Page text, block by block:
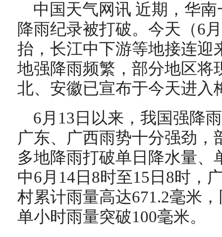
中国天气网讯 近期，华
降雨纪录被打破。今天（6
抬，长江中下游等地接连迎
地强降雨频繁，部分地区将
北、安徽已宣布于今天进入
6月13日以来，我国强降
广东、广西雨势十分强劲
多地降雨打破单日降水量、
中6月14日8时至15日8时，
村累计雨量高达671.2毫米
单小时雨量突破100毫米。